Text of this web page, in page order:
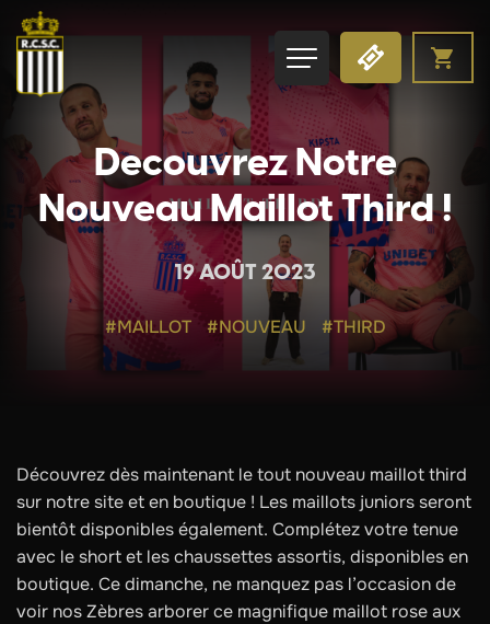
Decouvrez Notre
Nouveau Maillot Third !
19 AOÛT 2023
#MAILLOT #NOUVEAU #THIRD
Découvrez dès maintenant le tout nouveau maillot third
sur notre site et en boutique ! Les maillots juniors seront
bientôt disponibles également. Complétez votre tenue
avec le short et les chaussettes assortis, disponibles en
boutique. Ce dimanche, ne manquez pas l’occasion de
voir nos Zèbres arborer ce magnifique maillot rose aux